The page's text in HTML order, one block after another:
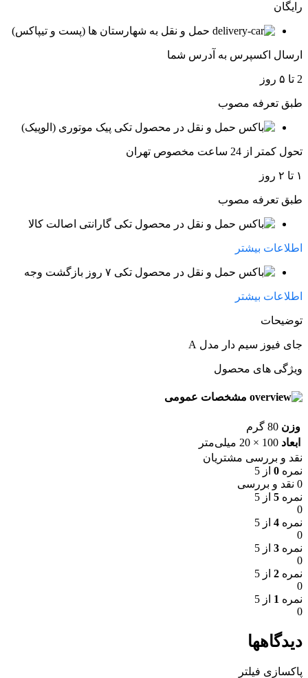
رایگان
حمل و نقل به شهارستان ها (پست و تیپاکس)
ارسال اکسپرس به آدرس شما
2 تا ۵ روز
طبق تعرفه مصوب
پیک موتوری (الوپیک)
تحول کمتر از 24 ساعت مخصوص تهران
۱ تا ۲ روز
طبق تعرفه مصوب
گارانتی اصالت کالا
اطلاعات بیشتر
۷ روز بازگشت وجه
اطلاعات بیشتر
توضیحات
جای فیوز سیم دار مدل A
ویژگی های محصول
مشخصات عمومی
وزن 80 گرم
ابعاد 100 × 20 میلی‌متر
نقد و بررسی مشتریان
نمره 0 از 5
0 نقد و بررسی
نمره 5 از 5
0
نمره 4 از 5
0
نمره 3 از 5
0
نمره 2 از 5
0
نمره 1 از 5
0
دیدگاهها
پاکسازی فیلتر